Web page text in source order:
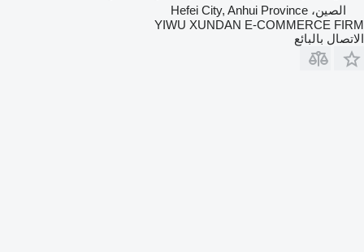
الصين، Hefei City, Anhui Province
YIWU XUNDAN E-COMMERCE FIRM
الاتصال بالبائع